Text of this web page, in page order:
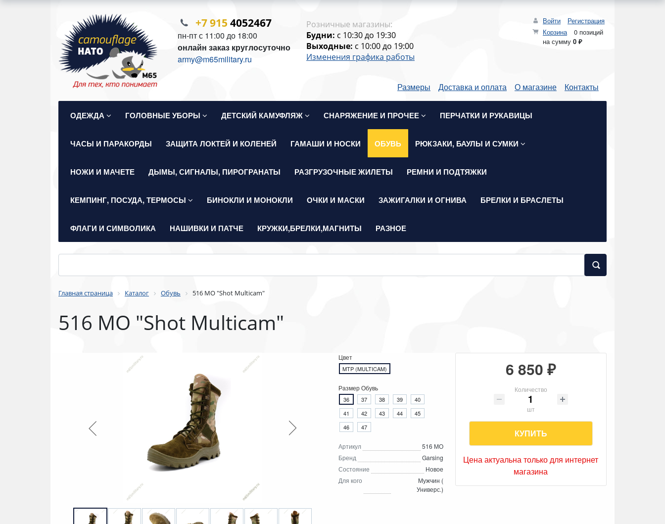
Войти
Регистрация
Корзина
0 позиций
на сумму 0 ₽
+7 915 4052467
пн-пт с 11:00 до 18:00
онлайн заказ круглосуточно
army@m65military.ru
Розничные магазины:
Будни: c 10:30 до 19:30
Выходные: c 10:00 до 19:00
Изменения графика работы
Размеры Доставка и оплата О магазине Контакты
ОДЕЖДА ГОЛОВНЫЕ УБОРЫ ДЕТСКИЙ КАМУФЛЯЖ СНАРЯЖЕНИЕ И ПРОЧЕЕ ПЕРЧАТКИ И РУКАВИЦЫ
ЧАСЫ И ПАРАКОРДЫ ЗАЩИТА ЛОКТЕЙ И КОЛЕНЕЙ ГАМАШИ И НОСКИ ОБУВЬ РЮКЗАКИ, БАУЛЫ И СУМКИ
НОЖИ И МАЧЕТЕ ДЫМЫ, СИГНАЛЫ, ПИРОГРАНАТЫ РАЗГРУЗОЧНЫЕ ЖИЛЕТЫ РЕМНИ И ПОДТЯЖКИ
КЕМПИНГ, ПОСУДА, ТЕРМОСЫ БИНОКЛИ И МОНОКЛИ ОЧКИ И МАСКИ ЗАЖИГАЛКИ И ОГНИВА БРЕЛКИ И БРАСЛЕТЫ
ФЛАГИ И СИМВОЛИКА НАШИВКИ И ПАТЧЕ КРУЖКИ,БРЕЛКИ,МАГНИТЫ РАЗНОЕ
Главная страница Каталог Обувь 516 МО "Shot Multicam"
516 МО "Shot Multicam"
Цвет
MTP (MULTICAM)
Размер Обувь
36 37 38 39
40
41
42 43 44
45
46
47
Артикул
516 МО
Бренд
Garsing
Состояние
Новое
Для кого
Мужчин (
Универс.)
6 850 ₽
Количество
шт
КУПИТЬ
Цена актуальна только для интернет
магазина